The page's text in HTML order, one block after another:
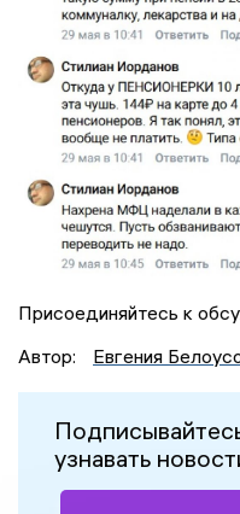
Присоединяйтесь к
Автор:
Евгения
узнавать